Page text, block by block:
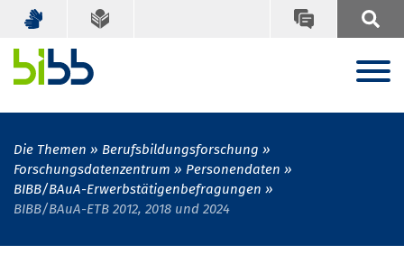
Die Themen
Berufsbildungsforschung
Forschungsdatenzentrum
Personendaten
BIBB/BAuA-Erwerbstätigenbefragungen
BIBB/BAuA-ETB 2012, 2018 und 2024